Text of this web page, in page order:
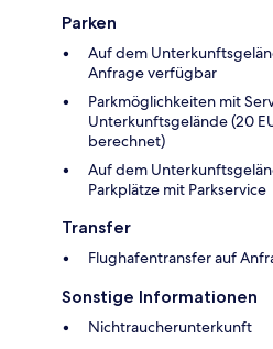
Parken
Auf dem
Anfrage verfügbar
Parkmöglichkeiten mit
Unterkunftsgelände (20
berechnet)
Auf dem
Parkplätze mit Parkservice
Transfer
Flughafentransfer auf
Sonstige Informationen
Nichtraucherunterkunft